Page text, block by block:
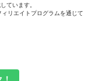
ています。
リエイトプログラムを通じて